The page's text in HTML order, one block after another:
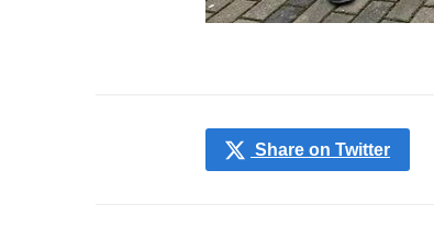
Share on Twitter